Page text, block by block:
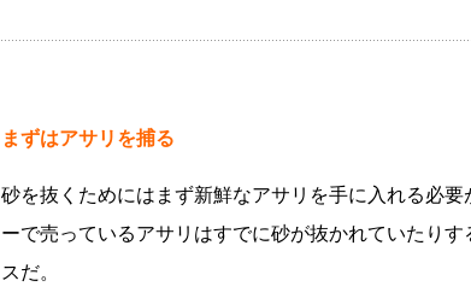
まずはアサリを捕る
砂を抜くためにはまず新鮮なアサリを手に入れる必要
ーで売っているアサリはすでに砂が抜かれていたりす
スだ。